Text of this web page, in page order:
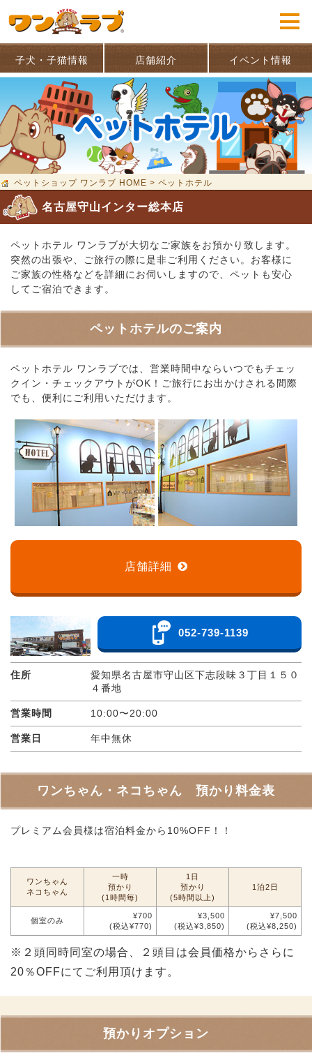
子犬・子猫情報 店舗紹介 イベント情報
ペットショップ ワンラブ HOME > ペットホテル
名古屋守山インター総本店
ペットホテル ワンラブが大切なご家族をお預かり致します。
突然の出張や、ご旅行の際に是非ご利用ください。お客様に
ご家族の性格などを詳細にお伺いしますので、ペットも安心
してご宿泊できます。
ペットホテルのご案内
ペットホテル ワンラブでは、営業時間中ならいつでもチェッ
クイン・チェックアウトがOK！ご旅行にお出かけされる間際
でも、便利にご利用いただけます。
店舗詳細
052-739-1139
住所
愛知県名古屋市守山区下志段味３丁目１５０
４番地
営業時間 10:00〜20:00
営業日 年中無休
ワンちゃん・ネコちゃん 預かり料金表
プレミアム会員様は宿泊料金から10%OFF！！
ワンちゃん
ネコちゃん
一時
預かり
(1時間毎)
1日
預かり
(5時間以上)
1泊2日
個室のみ
¥700
(税込¥770)
¥3,500
(税込¥3,850)
¥7,500
(税込¥8,250)
※２頭同時同室の場合、２頭目は会員価格からさらに
20％OFFにてご利用頂けます。
預かりオプション